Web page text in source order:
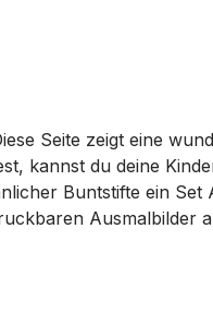
Seite zeigt eine
kannst du deine
Buntstifte ein Set
Ausmalbilder